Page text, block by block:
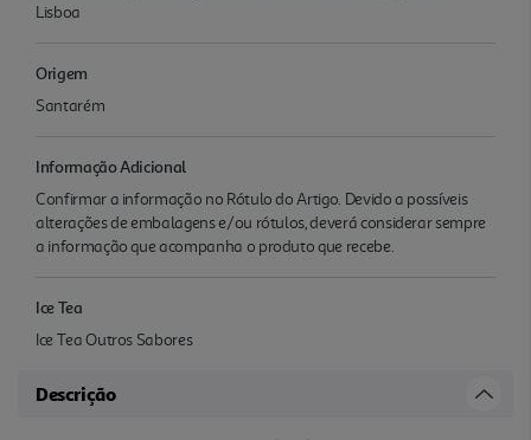
Lisboa
Origem
Santarém
Informação Adicional
Confirmar a informação no Rótulo do Artigo. Devido a possíveis
alterações de embalagens e/ou rótulos, deverá considerar sempre
a informação que acompanha o produto que recebe.
Ice Tea
Ice Tea Outros Sabores
Descrição